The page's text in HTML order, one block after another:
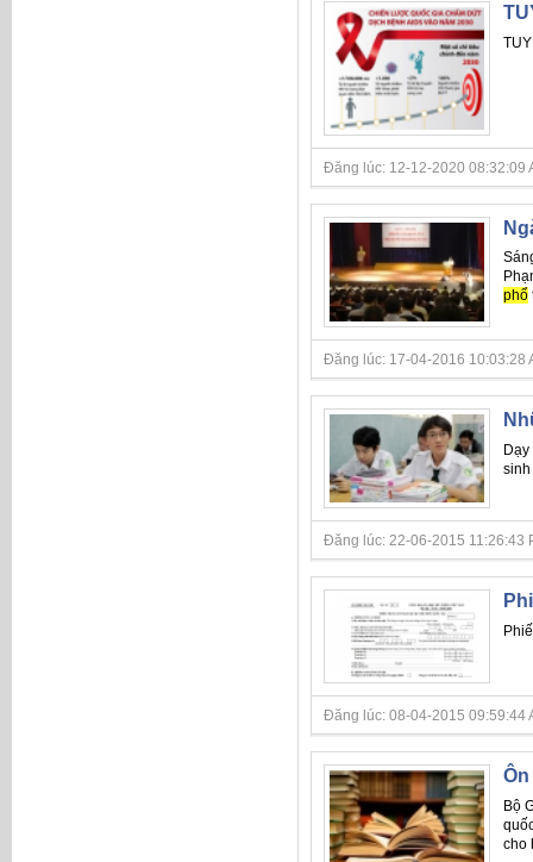
Đăng lúc: 12-12-2020 08:32:09
phổ
Đăng lúc: 17-04-2016 10:03:28
sinh
Đăng lúc: 22-06-2015 11:26:43
Đăng lúc: 08-04-2015 09:59:44
Bộ
cho